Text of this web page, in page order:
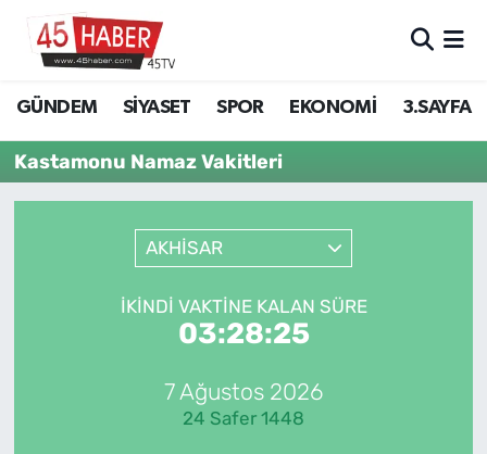
GÜNDEM SİYASET SPOR EKONOMİ 3.SAYFA
Kastamonu Namaz Vakitleri
AKHİSAR
İKINDI VAKTINE KALAN SÜRE
03:28:24
7 Ağustos 2026
24 Safer 1448
SİYASET
EKONOMİ
3.SAYFA
Manisa Hava Durumu
Manisa Trafik Yoğunluk Haritası
Süper Lig Puan Durumu ve Fikstür
Son Dakika Haberleri